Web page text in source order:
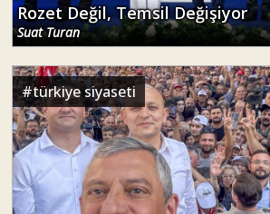
Rozet Değil, Temsil Değişiyor
Suat Turan
#türkiye siyaseti